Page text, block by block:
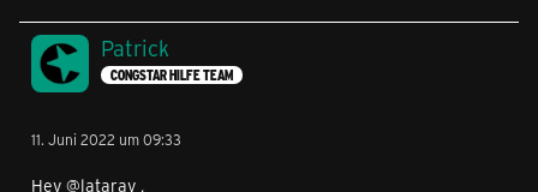
Patrick
CONGSTAR HILFE TEAM
11. Juni 2022 um 09:33
Hey @lataray ,